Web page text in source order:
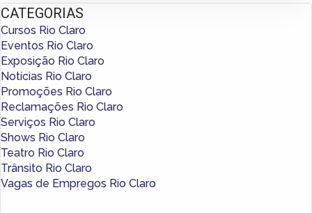
CATEGORIAS
Cursos Rio Claro
Eventos Rio Claro
Exposição Rio Claro
Notícias Rio Claro
Promoções Rio Claro
Reclamações Rio Claro
Serviços Rio Claro
Shows Rio Claro
Teatro Rio Claro
Trânsito Rio Claro
Vagas de Empregos Rio Claro